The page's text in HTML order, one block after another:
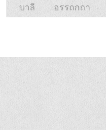
บาลี อรรถกถา